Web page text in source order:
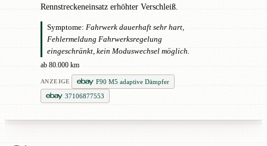
Rennstreckeneinsatz erhöhter Verschleiß.
Symptome: Fahrwerk dauerhaft sehr hart,
Fehlermeldung Fahrwerksregelung
eingeschränkt, kein Moduswechsel möglich.
ab 80.000 km
ANZEIGE
F90 M5 adaptive Dämpfer
37106877553